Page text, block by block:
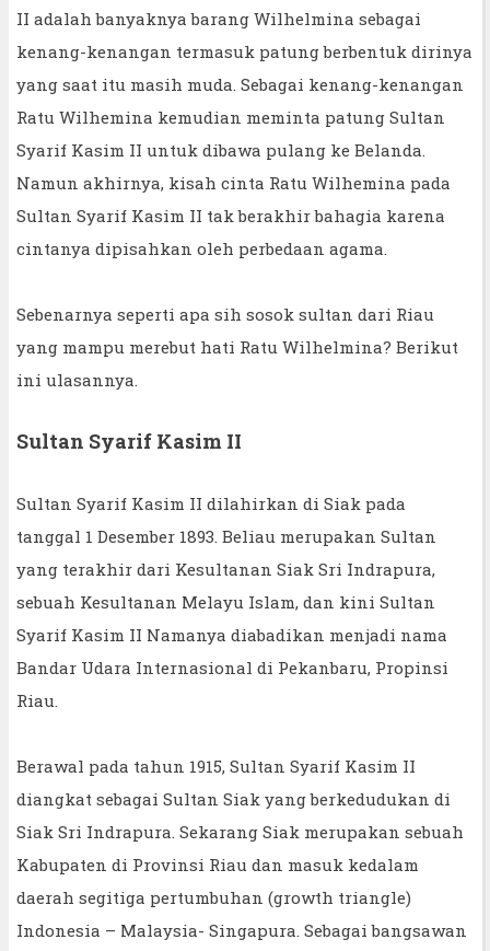
II adalah banyaknya barang Wilhelmina sebagai
kenang-kenangan termasuk patung berbentuk dirinya
yang saat itu masih muda. Sebagai kenang-kenangan
Ratu Wilhemina kemudian meminta patung Sultan
Syarif Kasim II untuk dibawa pulang ke Belanda.
Namun akhirnya, kisah cinta Ratu Wilhemina pada
Sultan Syarif Kasim II tak berakhir bahagia karena
cintanya dipisahkan oleh perbedaan agama.
Sebenarnya seperti apa sih sosok sultan dari Riau
yang mampu merebut hati Ratu Wilhelmina? Berikut
ini ulasannya.
Sultan Syarif Kasim II
Sultan Syarif Kasim II dilahirkan di Siak pada
tanggal 1 Desember 1893. Beliau merupakan Sultan
yang terakhir dari Kesultanan Siak Sri Indrapura,
sebuah Kesultanan Melayu Islam, dan kini Sultan
Syarif Kasim II Namanya diabadikan menjadi nama
Bandar Udara Internasional di Pekanbaru, Propinsi
Riau.
Berawal pada tahun 1915, Sultan Syarif Kasim II
diangkat sebagai Sultan Siak yang berkedudukan di
Siak Sri Indrapura. Sekarang Siak merupakan sebuah
Kabupaten di Provinsi Riau dan masuk kedalam
daerah segitiga pertumbuhan (growth triangle)
Indonesia – Malaysia- Singapura. Sebagai bangsawan